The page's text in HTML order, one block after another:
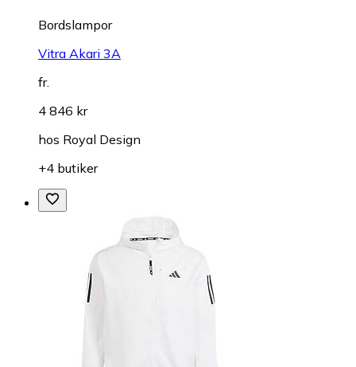
Bordslampor
Vitra Akari 3A
fr.
4 846 kr
hos Royal Design
+4 butiker